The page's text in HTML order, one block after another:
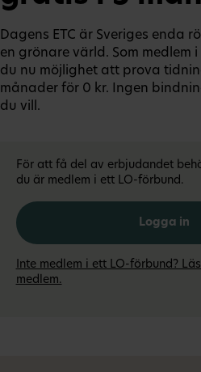
Dagens ETC är Sveriges enda
en grönare värld. Som medlem
du nu möjlighet att prova
månader för 0 kr. Ingen
du vill.
För att få del av erbjudandet
du är medlem i ett LO-förbund.
Logga in
Inte medlem i ett LO-förbund?
medlem.